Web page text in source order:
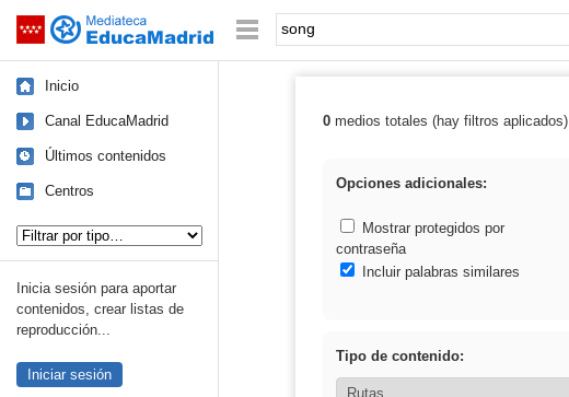
Saltar navegación Palabra o frase:
Inicio
Canal EducaMadrid
Últimos contenidos
Centros
Inicia sesión para aportar
contenidos, crear listas de
reproducción...
Iniciar sesión
Resultados de: song
0medios totales (hay filtros aplicados)
Opciones adicionales:
Mostrar protegidos por
contraseña
Incluir palabras similares
Tipo de contenido: